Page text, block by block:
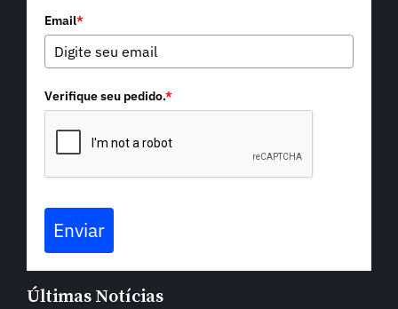
Email*
Verifique seu pedido.*
Enviar
Últimas Notícias